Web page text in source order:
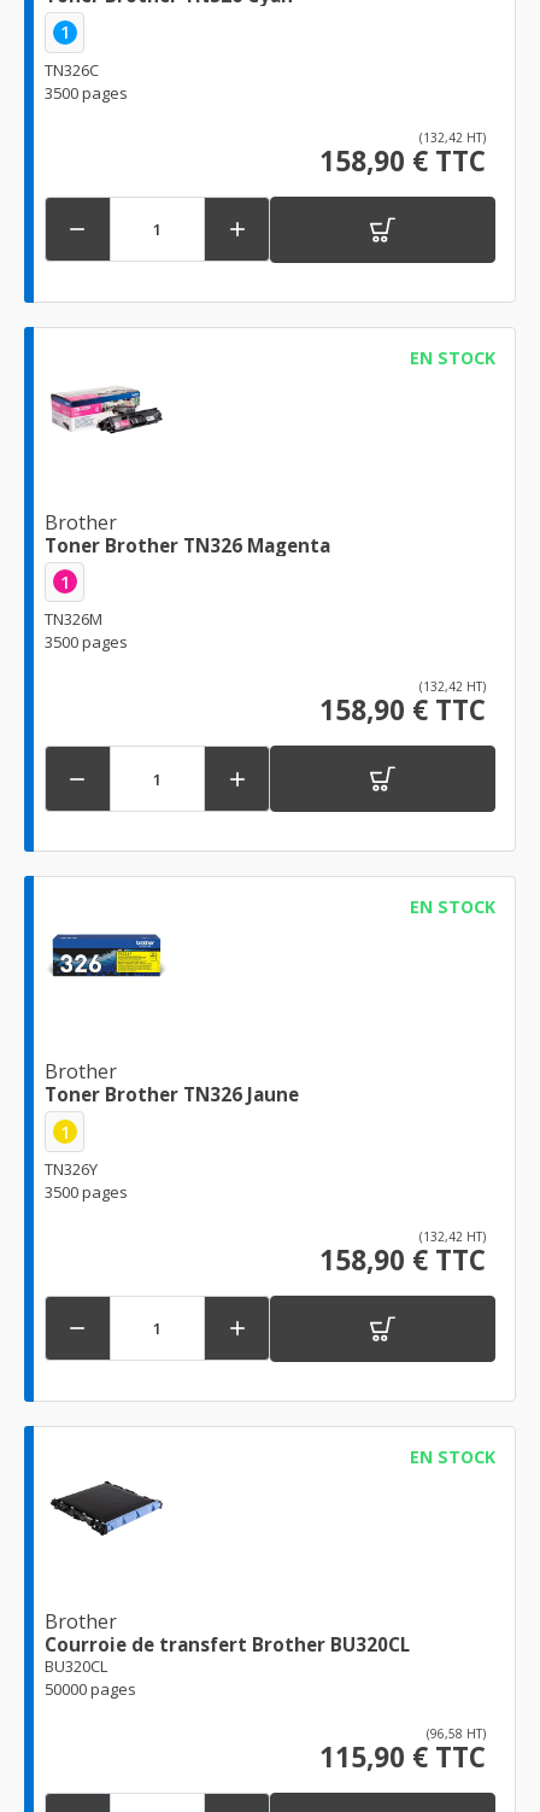
1
TN326C
3500 pages
(132,42 HT)
158,90 € TTC
 
EN STOCK
Brother
Toner Brother TN326 Magenta
1
TN326M
3500 pages
(132,42 HT)
158,90 € TTC
 
EN STOCK
Brother
Toner Brother TN326 Jaune
1
TN326Y
3500 pages
(132,42 HT)
158,90 € TTC
 
EN STOCK
Brother
Courroie de transfert Brother BU320CL
BU320CL
50000 pages
(96,58 HT)
115,90 € TTC